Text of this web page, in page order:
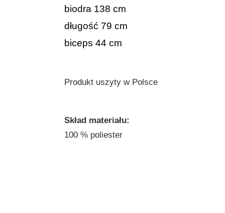
biodra 138 cm
długość 79 cm
biceps 44 cm
Produkt uszyty w Polsce
Skład materiału:
100 % poliester